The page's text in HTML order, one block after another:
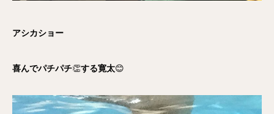
アシカショー
喜んでパチパチ👏する寛太😊